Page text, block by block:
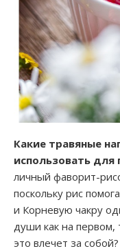
Какие травяные
использовать для
личный фаворит-
поскольку рис
и Корневую чакру
души как на первом,
это влечет за собой?